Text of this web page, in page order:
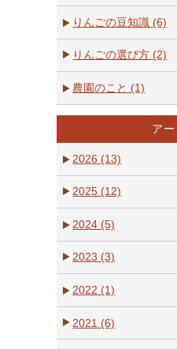
りんごの豆知識 (6)
りんごの選び方 (2)
農園のこと (1)
ア
2026 (13)
2025 (12)
2024 (5)
2023 (3)
2022 (1)
2021 (6)